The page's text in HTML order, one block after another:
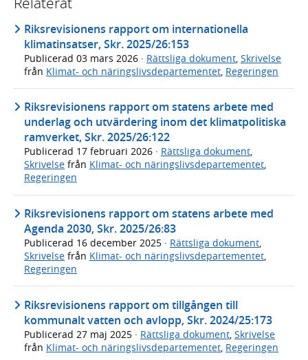
Riksrevisionens rapport om internationella
klimatinsatser, Skr. 2025/26:153
Publicerad 03 mars 2026 · Rättsliga dokument Skrivelse
från Klimat- och näringslivsdepartementet Regeringen
Riksrevisionens rapport om statens arbete med
underlag och utvärdering inom det klimatpolitiska
ramverket, Skr. 2025/26:122
Publicerad 17 februari 2026 · Rättsliga dokument,
Skrivelse från Klimat- och näringslivsdepartementet,
Regeringen
Riksrevisionens rapport om statens arbete med
Agenda 2030, Skr. 2025/26:83
Publicerad 16 december 2025 · Rättsliga dokument,
Skrivelse från Klimat- och näringslivsdepartementet,
Regeringen
Riksrevisionens rapport om tillgången till
kommunalt vatten och avlopp, Skr. 2024/25:173
Publicerad 27 maj 2025 · Rättsliga dokument Skrivelse
från Klimat- och näringslivsdepartementet Regeringen